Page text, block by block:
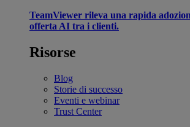
TeamViewer rileva una rapida
offerta AI tra i clienti.
Risorse
Blog
Storie di successo
Eventi e webinar
Trust Center